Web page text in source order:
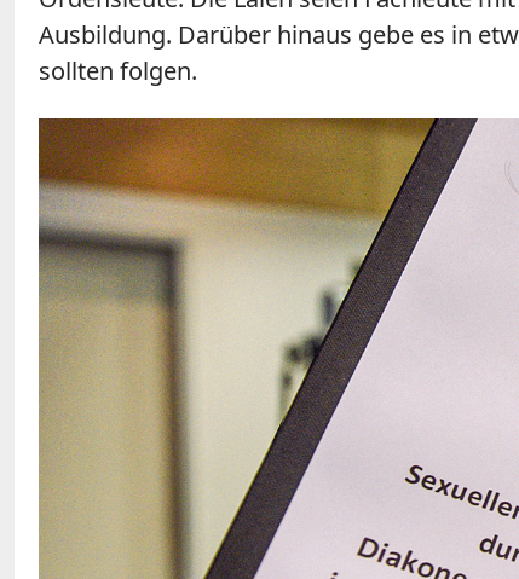
Ausbildung. Darüber hinaus gebe es in
sollten folgen.